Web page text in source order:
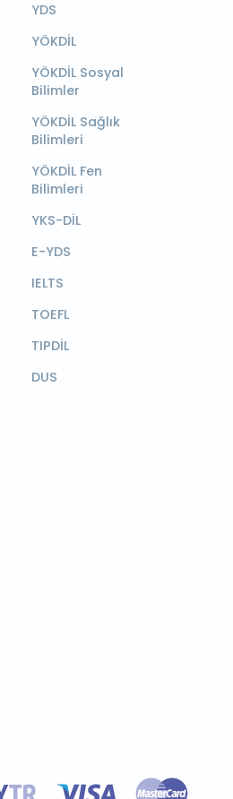
YDS
YÖKDİL
YÖKDİL Sosyal
Bilimler
YÖKDİL Sağlık
Bilimleri
YÖKDİL Fen
Bilimleri
YKS-DİL
E-YDS
IELTS
TOEFL
TIPDİL
DUS